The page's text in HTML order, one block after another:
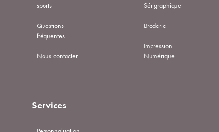
sports
Questions
fréquentes
Nous contacter
Sérigraphique
Broderie
Impression
Numérique
Services